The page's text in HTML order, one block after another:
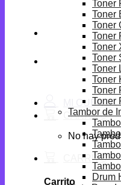
No hay
Carrito
Toner
Toner
Toner
Toner
Toner
Toner
Toner
Toner
Toner
Toner
Tambor de
Drum